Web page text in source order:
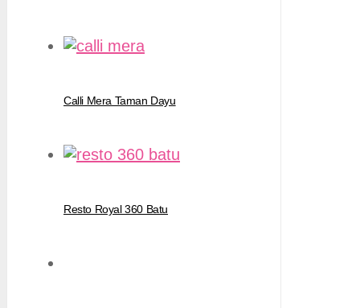
Calli Mera Taman Dayu
Resto Royal 360 Batu